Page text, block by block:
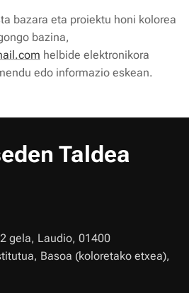
bazara eta proiektu honi kolorea
bazina,
helbide elektronikora
edo informazio eskean.
Taldea
gela, Laudio, 01400
Basoa (koloretako etxea),